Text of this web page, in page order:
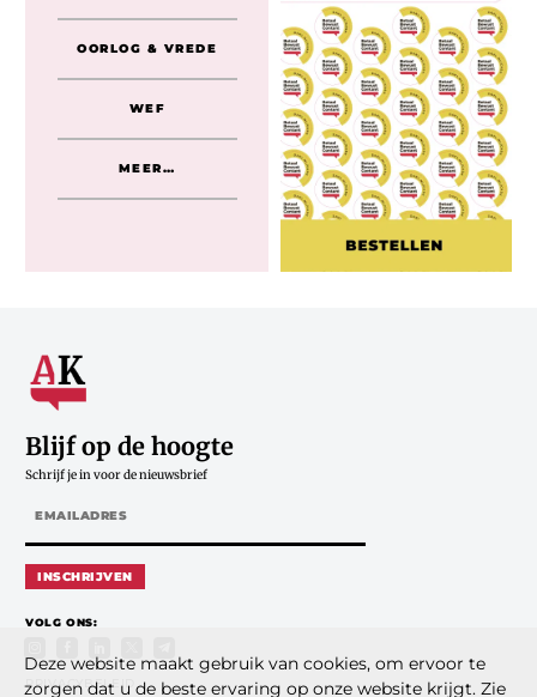
OORLOG & VREDE
WEF
MEER…
Blijf op de hoogte
Schrijf je in voor de nieuwsbrief
INSCHRIJVEN
VOLG ONS:
PRIVACYBELEID
Deze website maakt gebruik van cookies, om ervoor te
zorgen dat u de beste ervaring op onze website krijgt. Zie